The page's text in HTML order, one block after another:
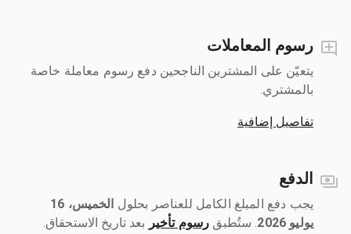
رسوم المعاملات
يتعيّن على المشترين الناجحين دفع رسوم معاملة خاصة
بالمشتري.
تفاصيل إضافية
الدفع
يجب دفع المبلغ الكامل للعناصر بحلول ‎
الخميس، 16
يوليو 2026
رسوم تأخير بعد تاريخ الاستحقاق.